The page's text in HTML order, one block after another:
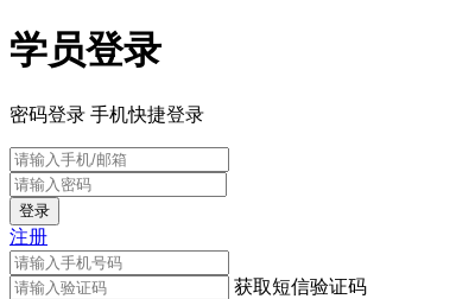
学员登录
密码登录 手机快捷登录
登录
注册
获取短信验证码